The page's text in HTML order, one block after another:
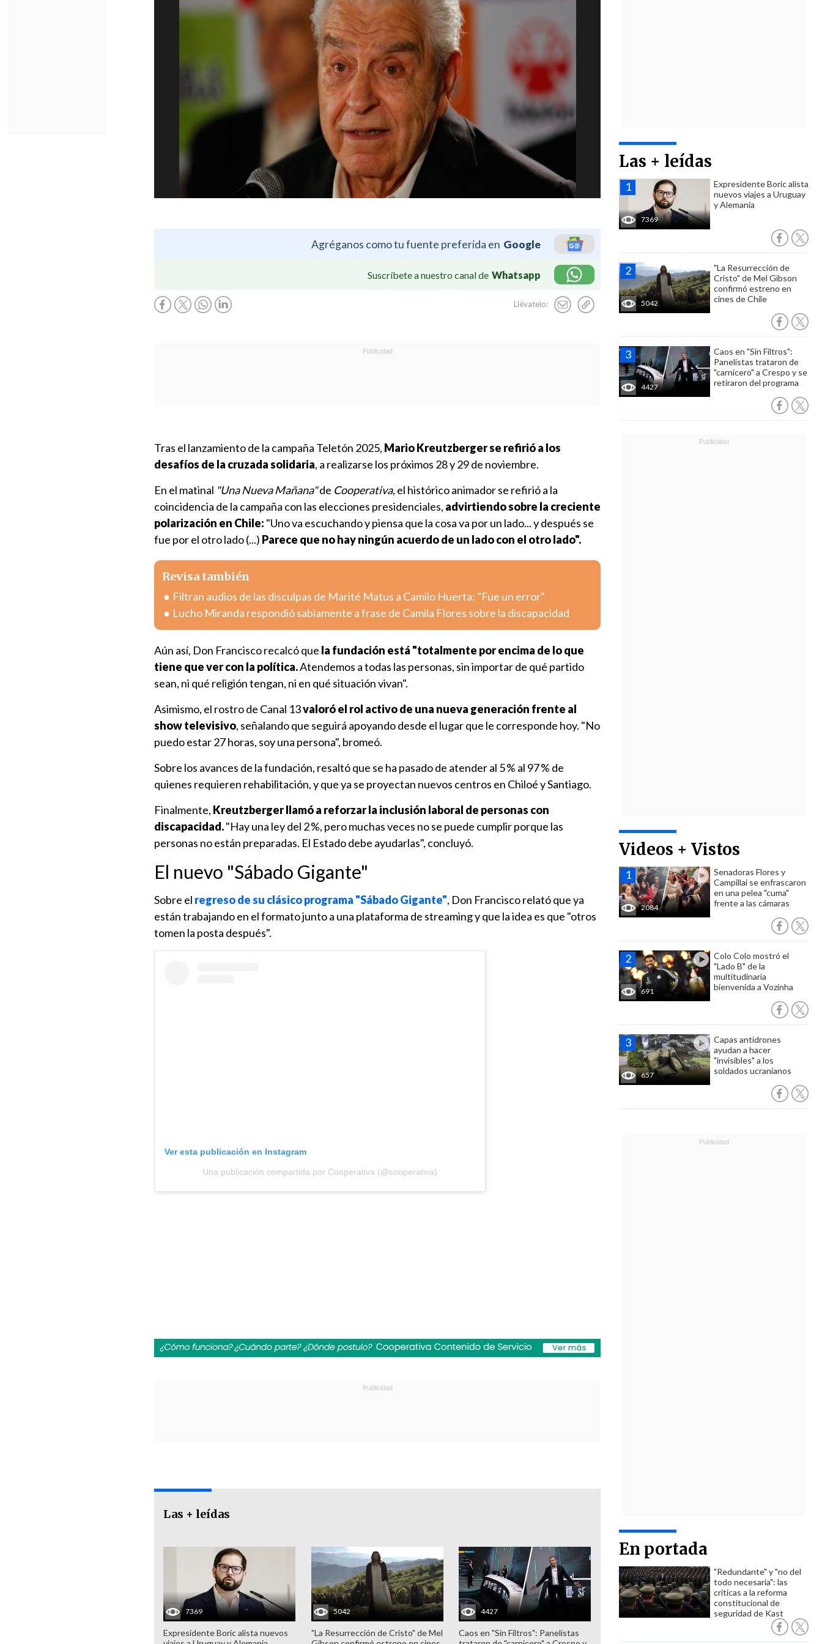
Agréganos como tu fuente preferida en Google
Suscríbete a nuestro canal de Whatsapp
Llévatelo:
Las + leídas
7369
Expresidente Boric alista
nuevos viajes a Uruguay
y Alemania
5042
"La Resurrección de
Cristo" de Mel Gibson
confirmó estreno en
cines de Chile
4427
Caos en "Sin Filtros":
Panelistas trataron de
"carnicero" a Crespo y se
retiraron del programa
Videos + Vistos
2084
Senadoras Flores y
Campillai se enfrascaron
en una pelea "cuma"
frente a las cámaras
691
Colo Colo mostró el
"Lado B" de la
multitudinaria
bienvenida a Vozinha
657
Capas antidrones
ayudan a hacer
"invisibles" a los
soldados ucranianos
En portada
"Redundante" y "no del
todo necesaria": las
críticas a la reforma
constitucional de
seguridad de Kast
Tras el lanzamiento de la campaña Teletón 2025, Mario Kreutzberger se refirió a los
desafíos de la cruzada solidaria, a realizarse los próximos 28 y 29 de noviembre.
En el matinal "Una Nueva Mañana"de Cooperativa, el histórico animador se refirió a la
coincidencia de la campaña con las elecciones presidenciales, advirtiendo sobre la creciente
polarización en Chile: "Uno va escuchando y piensa que la cosa va por un lado... y después se
fue por el otro lado (...) Parece que no hay ningún acuerdo de un lado con el otro lado".
Revisa también
Filtran audios de las disculpas de Marité Matus a Camilo Huerta: "Fue un error"
Lucho Miranda respondió sabiamente a frase de Camila Flores sobre la discapacidad
Aún así, Don Francisco recalcó que la fundación está "totalmente por encima de lo que
tiene que ver con la política.Atendemos a todas las personas, sin importar de qué partido
sean, ni qué religión tengan, ni en qué situación vivan".
Asimismo, el rostro de Canal 13valoró el rol activo de una nueva generación frente al
show televisivo, señalando que seguirá apoyando desde el lugar que le corresponde hoy. "No
puedo estar 27 horas, soy una persona", bromeó.
Sobre los avances de la fundación, resaltó que se ha pasado de atender al 5 % al 97 % de
quienes requieren rehabilitación, y que ya se proyectan nuevos centros en Chiloé y Santiago.
Finalmente, Kreutzberger llamó a reforzar la inclusión laboral de personas con
discapacidad."Hay una ley del 2 %, pero muchas veces no se puede cumplir porque las
personas no están preparadas. El Estado debe ayudarlas", concluyó.
El nuevo "Sábado Gigante"
Sobre el regreso de su clásico programa "Sábado Gigante", Don Francisco relató que ya
están trabajando en el formato junto a una plataforma de streaming y que la idea es que "otros
tomen la posta después".
Ver esta publicación en Instagram
Una publicación compartida por Cooperativa (@cooperativa)
Las + leídas
7369
Expresidente Boric alista nuevos
5042
"La Resurrección de Cristo" de Mel
4427
Caos en "Sin Filtros": Panelistas